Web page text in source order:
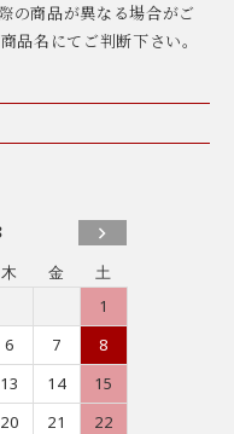
の商品が異なる場合がご
品名にてご判断下さい。
木 金
土
1
6 7
8
13 14
15
20 21
22